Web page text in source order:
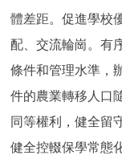
體差距。促進學校
配、交流輪崗。有
條件和管理水準，
件的農業轉移人口
同等權利，健全留
健全控輟保學常態